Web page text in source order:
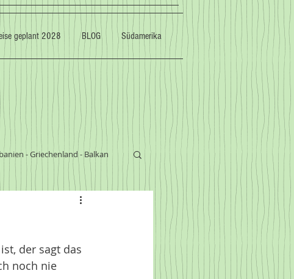
geplant 2028 BLOG Südamerika
- Griechenland - Balkan
der sagt das
noch nie